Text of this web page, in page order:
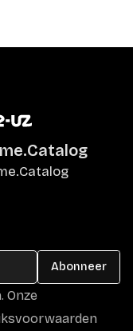
Abonneer
Onze